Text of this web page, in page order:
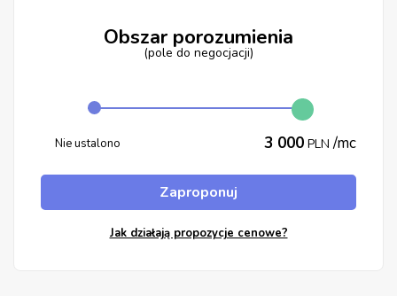
Obszar porozumienia
(pole do negocjacji)
Nie ustalono 3 000 PLN /mc
Zaproponuj
Jak działają propozycje cenowe?